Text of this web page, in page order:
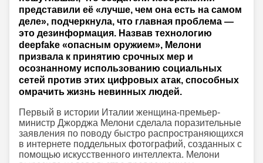
представили её «лучше, чем она есть на самом
деле», подчеркнула, что главная проблема —
это дезинформация. Назвав технологию
deepfake «опасным оружием», Мелони
призвала к принятию срочных мер и
осознанному использованию социальных
сетей против этих цифровых атак, способных
омрачить жизнь невинных людей.
Первый в истории Италии женщина-премьер-
министр Джорджа Мелони сделала поразительные
заявления по поводу быстро распространяющихся
в интернете поддельных фотографий, созданных с
помощью искусственного интеллекта. Мелони